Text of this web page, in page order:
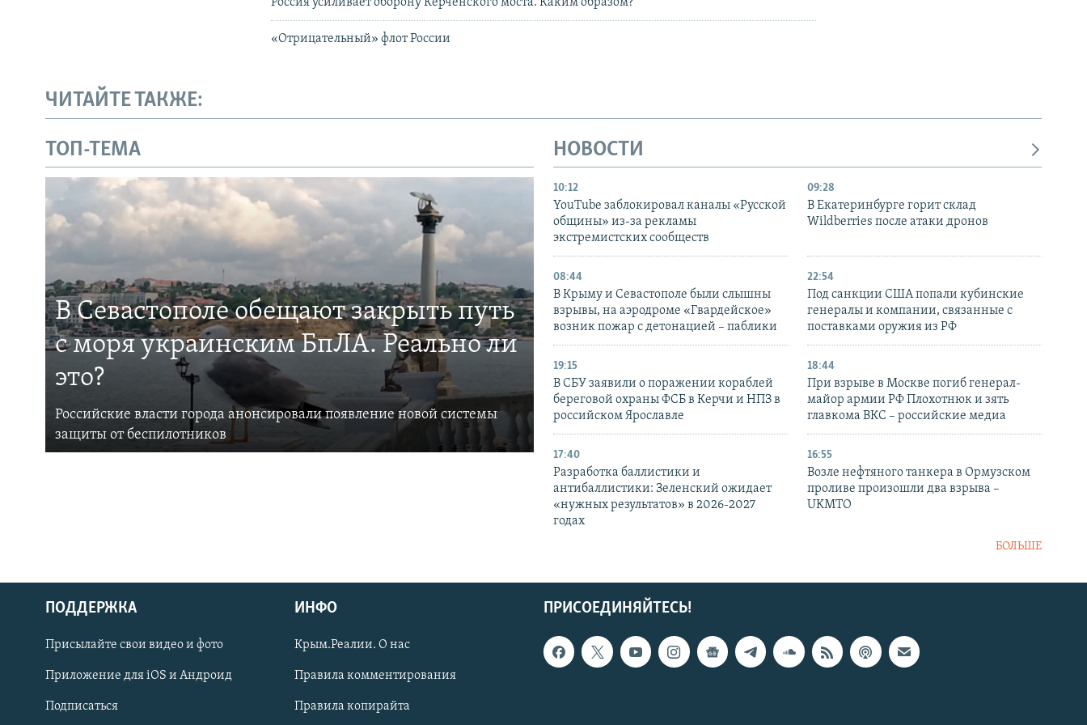
Українською
Qırımtatar
ПРИСОЕДИНЯЙТЕСЬ!
Россия усиливает оборону Керченского моста. Каким образом?
«Отрицательный» флот России
ЧИТАЙТЕ ТАКЖЕ:
ТОП-ТЕМА
В Севастополе обещают закрыть путь
с моря украинским БпЛА. Реально ли
это?
Российские власти города анонсировали появление новой системы
защиты от беспилотников
НОВОСТИ
10:12
YouTube заблокировал каналы «Русской
общины» из-за рекламы
экстремистских сообществ
09:28
В Екатеринбурге горит склад
Wildberries после атаки дронов
08:44
В Крыму и Севастополе были слышны
взрывы, на аэродроме «Гвардейское»
возник пожар с детонацией – паблики
22:54
Под санкции США попали кубинские
генералы и компании, связанные с
поставками оружия из РФ
19:15
В СБУ заявили о поражении кораблей
береговой охраны ФСБ в Керчи и НПЗ в
российском Ярославле
18:44
При взрыве в Москве погиб генерал-
майор армии РФ Плохотнюк и зять
главкома ВКС – российские медиа
17:40
Разработка баллистики и
антибаллистики: Зеленский ожидает
«нужных результатов» в 2026-2027
годах
16:55
Возле нефтяного танкера в Ормузском
проливе произошли два взрыва –
UKMTO
БОЛЬШЕ
ПРИСОЕДИНЯЙТЕСЬ!
ПОДДЕРЖКА
Присылайте свои видео и фото
Приложение для iOS и Андроид
Подписаться
ИНФО
Крым.Реалии. О нас
Правила комментирования
Правила копирайта